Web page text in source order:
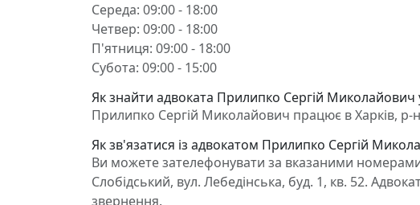
Середа: 09:00 - 18:00
Четвер: 09:00 - 18:00
П'ятниця: 09:00 - 18:00
Субота: 09:00 - 15:00
Як знайти адвоката Прилипко Сергій Миколайович
Прилипко Сергій Миколайович працює в Харків, р-
Як зв'язатися із адвокатом Прилипко Сергій
Ви можете зателефонувати за вказаними
Слобідський, вул. Лебедінська, буд. 1, кв. 52.
звернення.